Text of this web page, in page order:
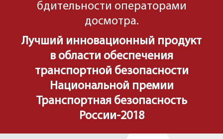
бдительности операторами
досмотра.
Лучший инновационный продукт
в области обеспечения
транспортной безопасности
Национальной премии
Транспортная безопасность
России-2018